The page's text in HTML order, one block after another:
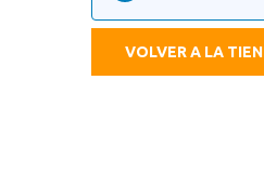
VOLVER A LA